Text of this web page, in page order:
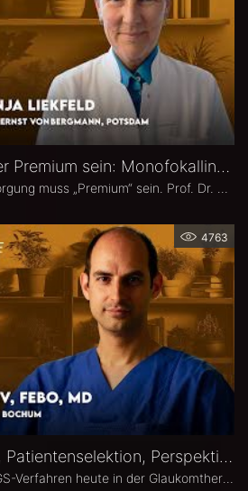
Es muss nicht immer Premium sein: Monofokallinsen – Prof. Dr. Anja Liekfeld
4763
MIGS: Indikationen, Patientenselektion, Perspektiven – Atanas Bogoev, FEBO, MD
Welche Rolle spielen MIGS-Verfahren heute in der Glaukomtherapie? Atanas Bogoev, FEBO, MD, Oberarzt an der Universitätsaugenklinik Bochum spricht im Interview über Indikationen und Patientenselektion, den Stellenwert verschiedener MIGS-Verfahren im klinischen Alltag, realistische Therapieziele sowie Limitationen und zukünftige Entwicklungen der minimalinvasiven Glaukomchirurgie.